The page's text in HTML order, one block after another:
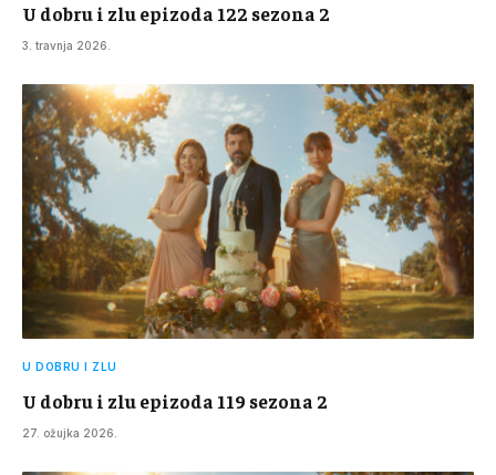
U dobru i zlu epizoda 122 sezona 2
3. travnja 2026.
U DOBRU I ZLU
U dobru i zlu epizoda 119 sezona 2
27. ožujka 2026.